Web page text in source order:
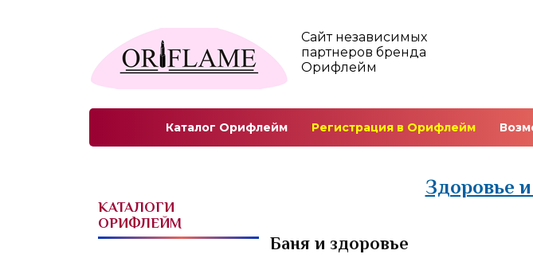
Сайт независимых
партнеров бренда
Орифлейм
Каталог Орифлейм Регистрация в Орифлейм
КАТАЛОГИ
ОРИФЛЕЙМ
Здоровье
Баня и здоровье